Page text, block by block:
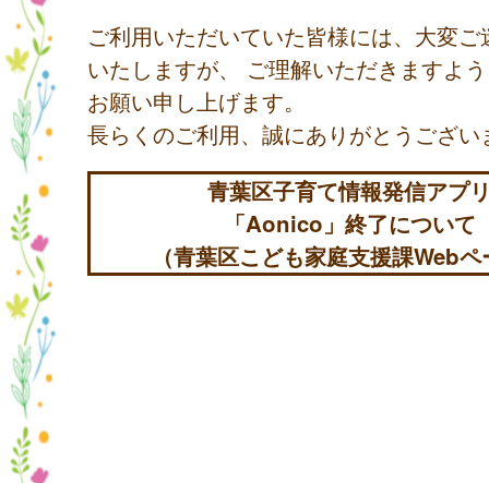
ご利用いただいていた皆様には、大変
いたしますが、 ご理解いただきますよ
お願い申し上げます。
長らくのご利用、誠にありがとうござい
青葉区子育て情報発信アプ
「Aonico」終了について
（青葉区こども家庭支援課Web